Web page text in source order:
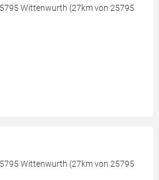
Wittenwurth (27km von 25795
Wittenwurth (27km von 25795